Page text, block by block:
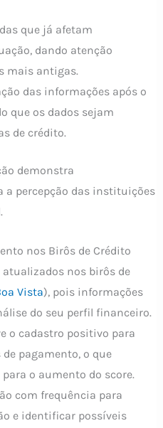
que já afetam
dando atenção
mais antigas.
das informações após o
que os dados sejam
de crédito.
demonstra
percepção das instituições
nos Birôs de Crédito
nos birôs de
Vista), pois informações
do seu perfil financeiro.
o cadastro positivo para
pagamento, o que
o aumento do score.
com frequência para
e identificar possíveis